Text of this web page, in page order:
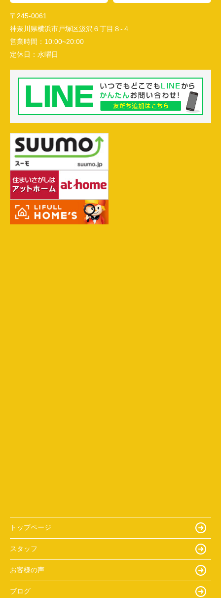
〒245-0061
神奈川県横浜市戸塚区汲沢６丁目８-４
営業時間： 10:00~20:00
定休日： 水曜日
トップページ
スタッフ
お客様の声
ブログ